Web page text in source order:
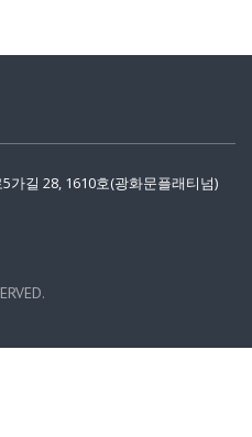
가길 28, 1610호(광화문플래티넘)